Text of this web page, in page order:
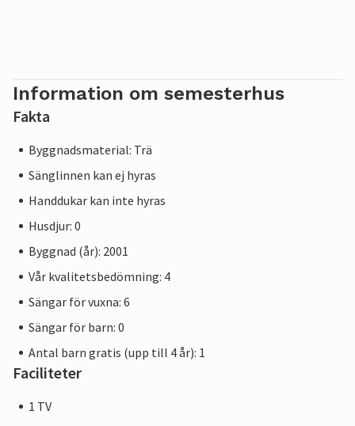
Information om semesterhus
Fakta
Byggnadsmaterial: Trä
Sänglinnen kan ej hyras
Handdukar kan inte hyras
Husdjur: 0
Byggnad (år): 2001
Vår kvalitetsbedömning: 4
Sängar för vuxna: 6
Sängar för barn: 0
Antal barn gratis (upp till 4 år): 1
Faciliteter
1 TV